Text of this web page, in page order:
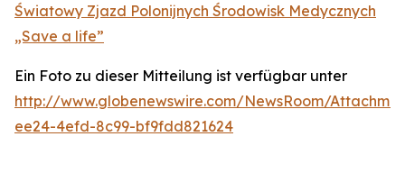
Światowy Zjazd Polonijnych Środowisk Medycznych
„Save a life”
Ein Foto zu dieser Mitteilung ist verfügbar unter
http://www.globenewswire.com/NewsRoom/
ee24-4efd-8c99-bf9fdd821624